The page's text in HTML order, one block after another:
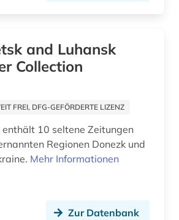
kuala lumpur (1)
kulturwissenschaften (8)
and Luhansk
Collection
FREI, DFG-GEFÖRDERTE LIZENZ
10 seltene Zeitungen
Regionen Donezk und
Mehr Informationen
Zur Datenbank